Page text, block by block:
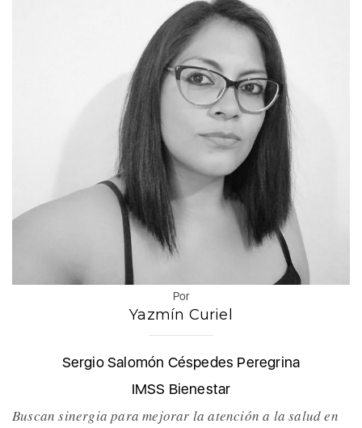
Por
Yazmín Curiel
Sergio Salomón Céspedes Peregrina
IMSS Bienestar
Buscan sinergia para mejorar la atención a la salud en